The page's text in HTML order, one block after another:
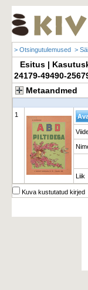
> Otsingutulemused >
Esitus |
24179-49490-
Metaandmed
1
Liik
Kuva kustutatud kirjed